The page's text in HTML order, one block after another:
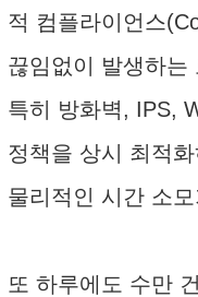
적 컴플라이언스
끊임없이 발생하는
특히 방화벽, IPS,
정책을 상시 최적
물리적인 시간 소
또 하루에도 수만